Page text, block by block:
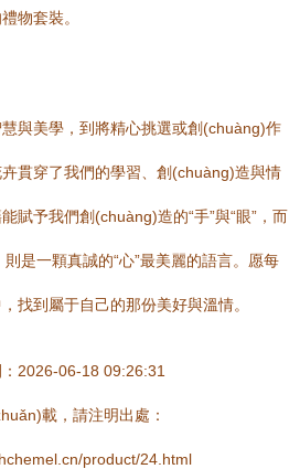
物套裝。
與美學，到將精心挑選或創(chuàng)作
貫穿了我們的學習、創(chuàng)造與情
賦予我們創(chuàng)造的“手”與“眼”，而
是一顆真誠的“心”最美麗的語言。愿每
找到屬于自己的那份美好與溫情。
2026-06-18 09:26:31
載，請注明出處：
product/24.html